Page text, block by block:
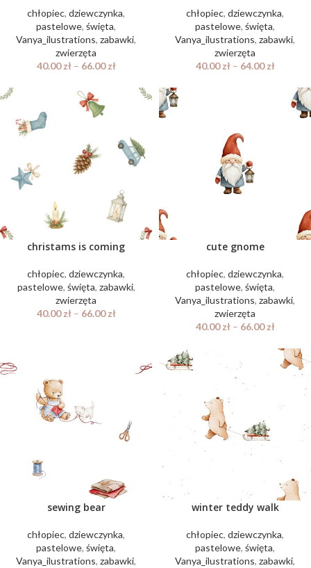
chłopiec, dziewczynka,
pastelowe, święta,
Vanya_ilustrations, zabawki,
zwierzęta
40.00zł– 66.00zł
chłopiec, dziewczynka,
pastelowe, święta,
Vanya_ilustrations, zabawki,
zwierzęta
40.00zł– 64.00zł
christams is coming
chłopiec, dziewczynka,
pastelowe, święta, zabawki,
zwierzęta
40.00zł– 66.00zł
cute gnome
chłopiec, dziewczynka,
pastelowe, święta,
Vanya_ilustrations, zabawki,
zwierzęta
40.00zł– 66.00zł
sewing bear
chłopiec, dziewczynka,
pastelowe, święta,
Vanya_ilustrations, zabawki,
winter teddy walk
chłopiec, dziewczynka,
pastelowe, święta,
Vanya_ilustrations, zabawki,